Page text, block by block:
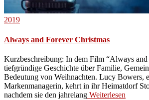
2019
Always and Forever Christmas
Kurzbeschreibung: In dem Film “Always and
tiefgründige Geschichte über Familie,
Bedeutung von Weihnachten. Lucy Bowers,
Markenmanagerin, kehrt in ihr Heimatdorf
nachdem sie den jahrelang Weiterlesen